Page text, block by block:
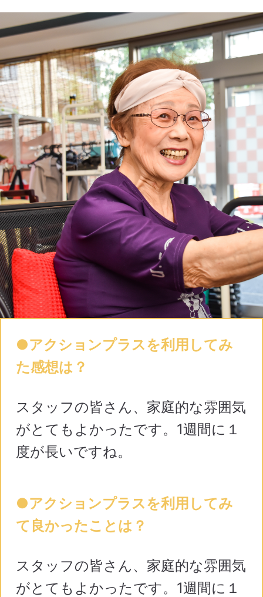
●アクションプラスを利用してみ
た感想は？
スタッフの皆さん、家庭的な雰囲気
がとてもよかったです。1週間に１
度が長いですね。
●アクションプラスを利用してみ
て良かったことは？
スタッフの皆さん、家庭的な雰囲気
がとてもよかったです。1週間に１